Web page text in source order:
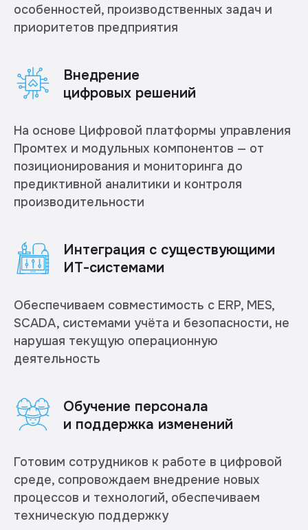
особенностей, производственных задач и
приоритетов предприятия
Внедрение
цифровых решений
На основе Цифровой платформы управления
Промтех и модульных компонентов — от
позиционирования и мониторинга до
предиктивной аналитики и контроля
производительности
Интеграция с существующими
ИТ-системами
Обеспечиваем совместимость с ERP, MES,
SCADA, системами учёта и безопасности, не
нарушая текущую операционную
деятельность
Обучение персонала
и поддержка изменений
Готовим сотрудников к работе в цифровой
среде, сопровождаем внедрение новых
процессов и технологий, обеспечиваем
техническую поддержку